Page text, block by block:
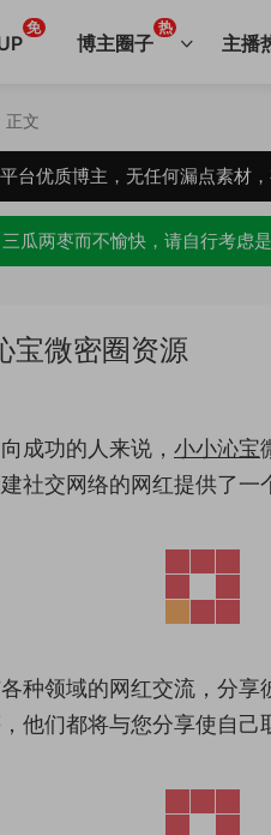
免
博主圈子
热
主播
正文
台优质博主，无任何漏点素材
瓜两枣而不愉快，请自行考虑
宝微密圈资源
成功的人来说， 小小沁宝
社交网络的网红提供了一
种领域的网红交流，分
他们都将与您分享使自己